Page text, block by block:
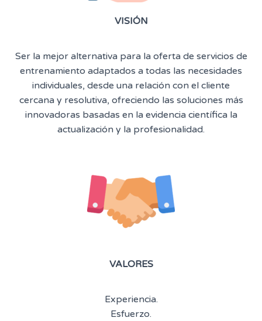
VISIÓN
Ser la mejor alternativa para la oferta de servicios de
entrenamiento adaptados a todas las necesidades
individuales, desde una relación con el cliente
cercana y resolutiva, ofreciendo las soluciones más
innovadoras basadas en la evidencia científica la
actualización y la profesionalidad.
VALORES
Experiencia.
Esfuerzo.